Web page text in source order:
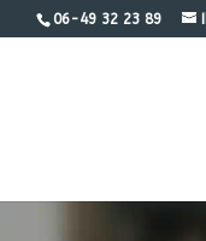
06-49 32 23 89